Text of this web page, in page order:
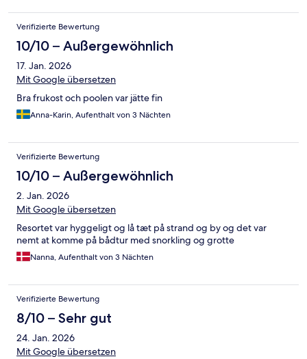
Hygiene), keine Kommunikation auf englisch, Müllberge auf der
Außenanlage… diese Liste kann auf Anfrage weiter fortgeführt
werden. Positiv: Liegt am Strand
Verifizierte Bewertung
10/10 – Außergewöhnlich
17. Jan. 2026
Mit Google übersetzen
Bra frukost och poolen var jätte fin
Anna-Karin, Aufenthalt von 3 Nächten
Verifizierte Bewertung
10/10 – Außergewöhnlich
2. Jan. 2026
Mit Google übersetzen
Resortet var hyggeligt og lå tæt på strand og by og det var
nemt at komme på bådtur med snorkling og grotte
Nanna, Aufenthalt von 3 Nächten
Verifizierte Bewertung
8/10 – Sehr gut
24. Jan. 2026
Mit Google übersetzen